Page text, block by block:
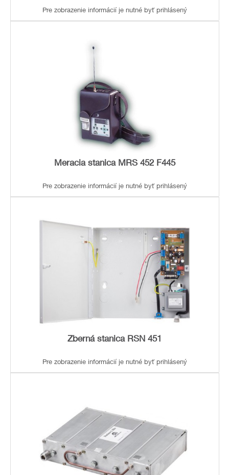
Pre zobrazenie informácií je nutné byť prihlásený
Meracia stanica MRS 452 F445
Pre zobrazenie informácií je nutné byť prihlásený
Zberná stanica RSN 451
Pre zobrazenie informácií je nutné byť prihlásený